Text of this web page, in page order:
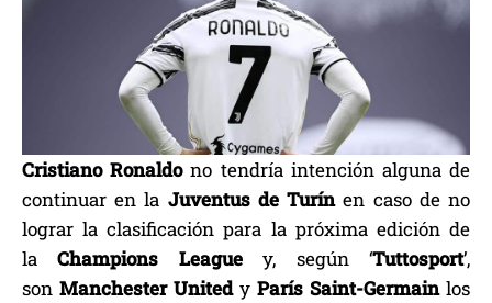
CristianoRonaldono tendría intención alguna de
continuar en la Juventus deTurínen caso de no
lograr la clasificación para la próxima edición de
laChampions Leaguey, según ‘Tuttosport’,
son Manchester United y París Saint-Germainlos